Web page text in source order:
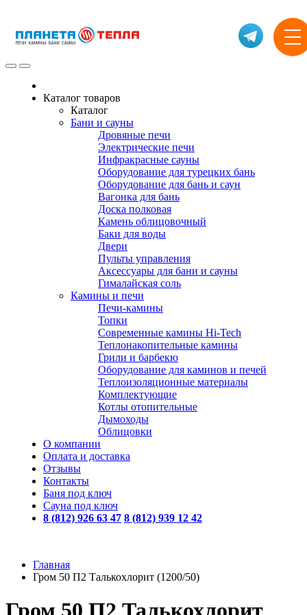
Каталог товаров
Каталог
Бани и сауны
Дровяные печи
Электрические печи
Инфракрасные сауны
Оборудование для турецких бань
Оборудование для бань и саун
Вагонка для бань
Доска полковая
Камень облицовочный
Баки для воды
Двери
Пульты управления
Аксессуары для бани и сауны
Гималайская соль
Камины и печи
Печи-камины
Топки
Современные камины Hi-Tech
Теплонакопительные камины
Грили и барбекю
Оборудование для каминов и печей
Теплоизоляционные материалы
Комплектующие
Котлы отопительные
Дымоходы
Облицовки
О компании
Оплата и доставка
Отзывы
Контакты
Баня под ключ
Сауна под ключ
8 (812) 926 63 47 8 (812) 939 12 42
Главная
Гром 50 П2 Талькохлорит (1200/50)